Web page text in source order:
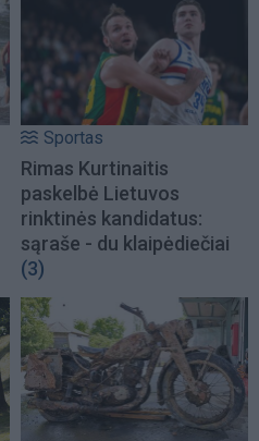
Sportas
Rimas Kurtinaitis
paskelbė Lietuvos
rinktinės kandidatus:
sąraše - du klaipėdiečiai
(3)